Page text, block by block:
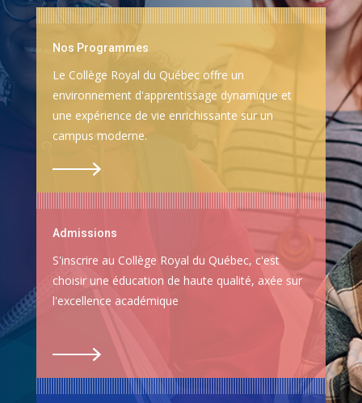
Nos Programmes
Le Collège Royal du Québec offre un
environnement d'apprentissage dynamique et
une expérience de vie enrichissante sur un
campus moderne.
Admissions
S'inscrire au Collège Royal du Québec, c'est
choisir une éducation de haute qualité, axée sur
l'excellence académique